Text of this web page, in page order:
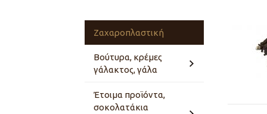
Ζαχαροπλαστική
Βούτυρα, κρέμες
γάλακτος, γάλα
Βούτυρα
Έτοιμα προϊόντα,
σοκολατάκια